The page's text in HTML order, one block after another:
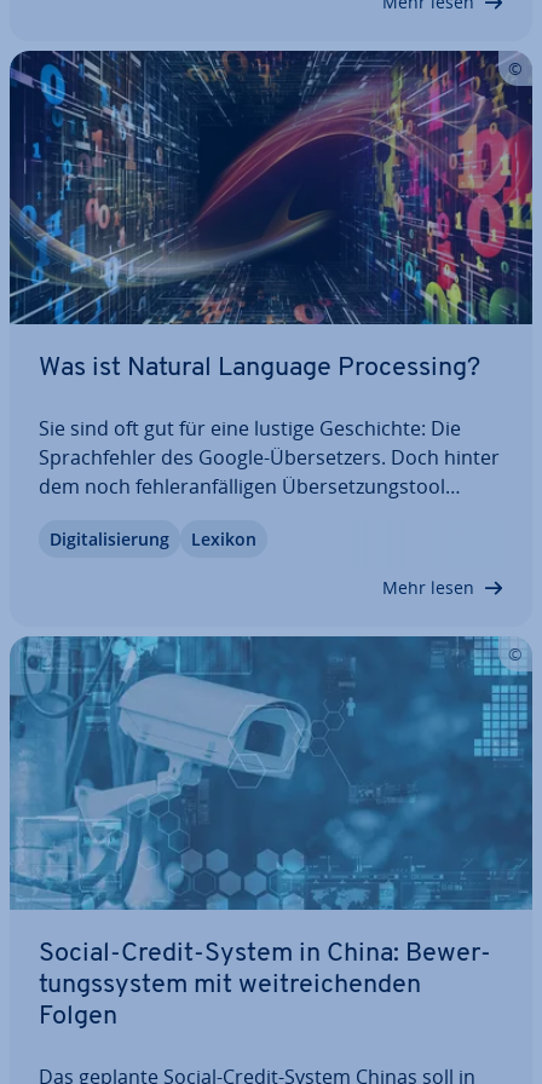
Was ist Natural Language Pro­ces­sing?
Sie sind oft gut für eine lustige Ge­schich­te: Die
Sprach­feh­ler des Google-Über­set­zers. Doch hinter
dem noch feh­ler­an­fäl­li­gen Über­set­zungs­tool
gien überhaupt. Natural Language Pro­ces­sing er­
Di­gi­ta­li­sie­rung Lexikon
Mehr lesen
Social-Credit-System in China: Be­wer­
tungs­sys­tem mit weit­rei­chen­den
Folgen
Das geplante Social-Credit-System Chinas soll in